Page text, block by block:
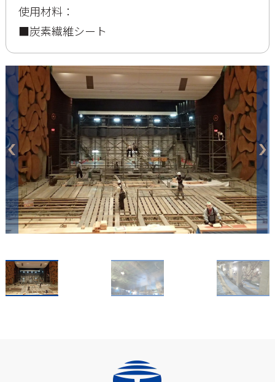
使用材料：
■炭素繊維シート